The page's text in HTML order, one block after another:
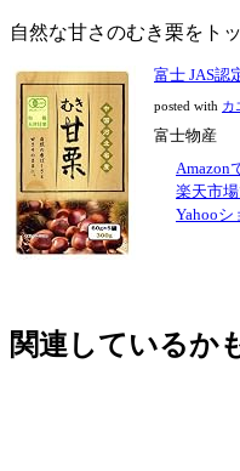
自然な甘さのむき栗をト
富士 JAS認
posted with カ
富士物産
Amazon
楽天市
Yahooシ
関連しているか